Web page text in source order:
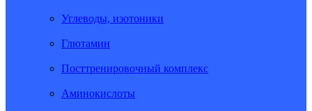
Углеводы, изотоники
Глютамин
Посттренировочный комплекс
Аминокислоты